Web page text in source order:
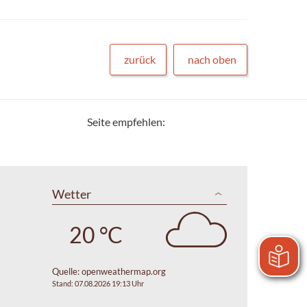
zurück nach oben
Seite empfehlen:
Wetter
20 °C
Quelle:openweathermap.org
Stand: 07.08.2026 19:13 Uhr